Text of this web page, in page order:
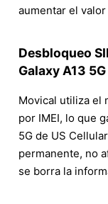
aumentar el
Desbloqueo
Galaxy A13
Movical utiliza el
por IMEI, lo que
5G de US
permanente, no
se borra la